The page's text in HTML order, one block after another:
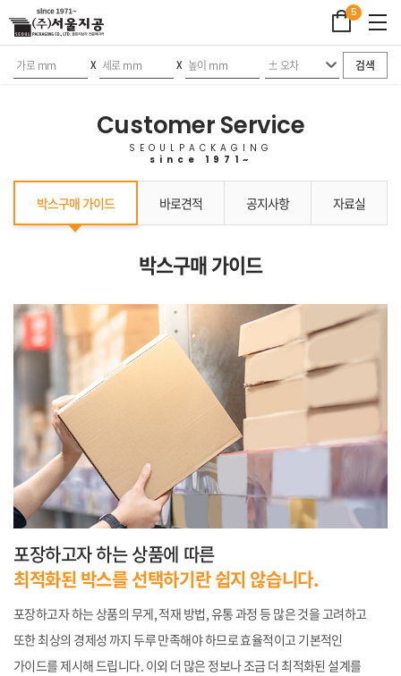
X X 검색
5
Customer Service
SEOULPACKAGING
since 1971~
박스구매 가이드 바로견적 공지사항 자료실
박스구매 가이드
포장하고자 하는 상품에 따른
최적화된 박스를 선택하기란 쉽지 않습니다.
포장하고자 하는 상품의 무게, 적재 방법, 유통 과정 등 많은 것을 고려하고
또한최상의 경제성 까지 두루 만족해야 하므로 효율적이고 기본적인
가이드를 제시해 드립니다. 이외 더 많은 정보나 조금 더 최적화된 설계를